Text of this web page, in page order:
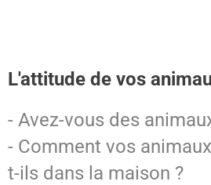
L'attitude de vos
- Avez-vous des
- Comment vos
t-ils dans la maison ?